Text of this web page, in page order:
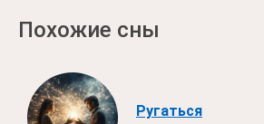
Похожие сны
Ругаться